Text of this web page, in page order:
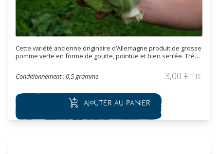
Cette variété ancienne originaire d’Allemagne produit de grosse
pomme verte en forme de goutte, pointue et bien serrée. Très
Conditionnement : 0,5 gramme 3,00 € TTC
Ajouter au panier